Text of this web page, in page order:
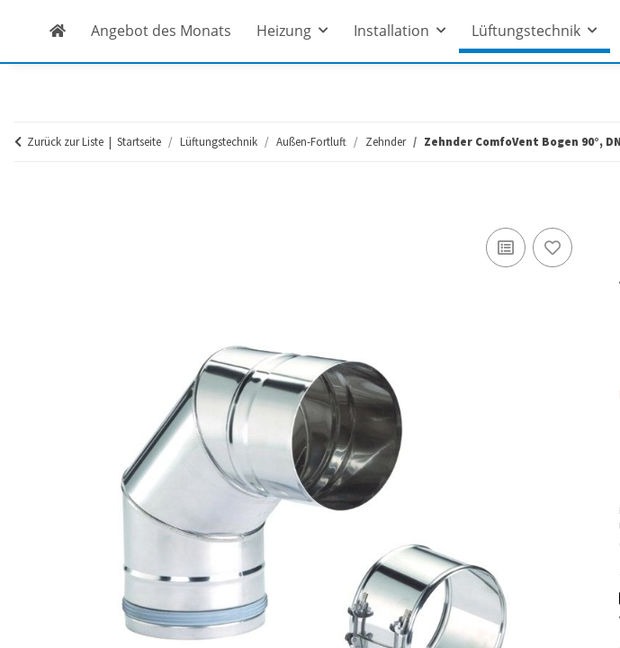
Angebot des Monats Heizung Installation Lüftungstechnik
Zurück zur Liste Startseite Lüftungstechnik Außen-Fortluft Zehnder Zehnder ComfoVent Bogen 90°,